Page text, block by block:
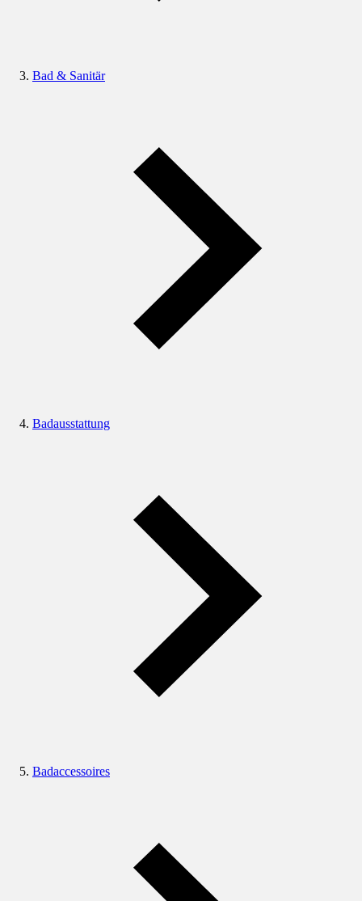
Bad & Sanitär
Badausstattung
Badaccessoires